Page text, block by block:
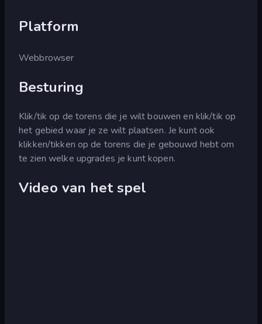
Platform
Webbrowser
Besturing
Klik/tik op de torens die je wilt bouwen en klik/tik op
het gebied waar je ze wilt plaatsen. Je kunt ook
klikken/tikken op de torens die je gebouwd hebt om
te zien welke upgrades je kunt kopen.
Video van het spel